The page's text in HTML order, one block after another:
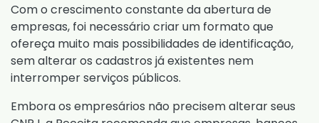
Com o crescimento constante da abertura de
empresas, foi necessário criar um formato que
ofereça muito mais possibilidades de identificação,
sem alterar os cadastros já existentes nem
interromper serviços públicos.
Embora os empresários não precisem alterar seus